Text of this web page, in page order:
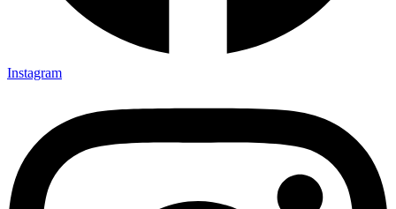
Instagram